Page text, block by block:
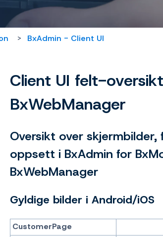
BxAdmin - Client UI
Client UI felt-
BxWebManager
Oversikt over
oppsett i BxAdmin for
BxWebManager
Gyldige bilder i Android/iOS
CustomerPage